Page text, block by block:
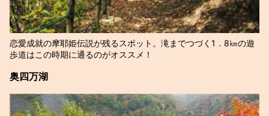
恋愛成就の摩耶姫伝説が残るスポット。滝までつづく1．8㎞の遊
歩道はこの時期に通るのがオススメ！
奥四万湖